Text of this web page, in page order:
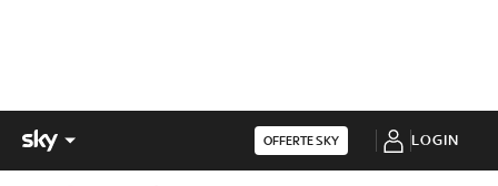
OFFERTE SKY LOGIN